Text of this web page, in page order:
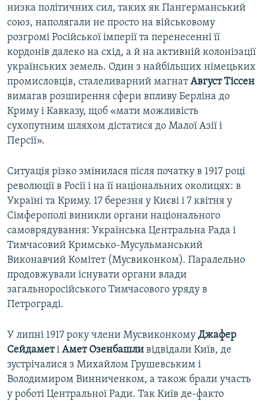
низка політичних сил, таких як Пангерманський
союз, наполягали не просто на військовому
розгромі Російської імперії та перенесенні її
кордонів далеко на схід, а й на активній колонізації
українських земель. Один з найбільших німецьких
промисловців, сталеливарний магнатАвгуст Тіссен
вимагав розширення сфери впливу Берліна до
Криму і Кавказу, щоб «мати можливість
сухопутним шляхом дістатися до Малої Азії і
Персії».
Ситуація різко змінилася після початку в 1917 році
революції в Росії і на її національних околицях: в
Україні та Криму. 17 березня у Києві і 7 квітня у
Сімферополі виникли органи національного
самоврядування: Українська Центральна Рада і
Тимчасовий Кримсько-Мусульманський
Виконавчий Комітет (Мусвиконком). Паралельно
продовжували існувати органи влади
загальноросійського Тимчасового уряду в
Петрограді.
У липні 1917 року члени Мусвиконкому Джафер
Сейдаметі Амет Озенбашли відвідали Київ, де
зустрічалися з Михайлом Грушевським і
Володимиром Винниченком, а також брали участь
у роботі Центральної Ради. Так Київ де-факто